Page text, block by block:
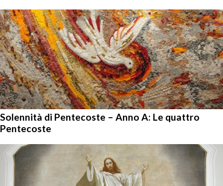
Solennità di Pentecoste – Anno A: Le quattro
Pentecoste